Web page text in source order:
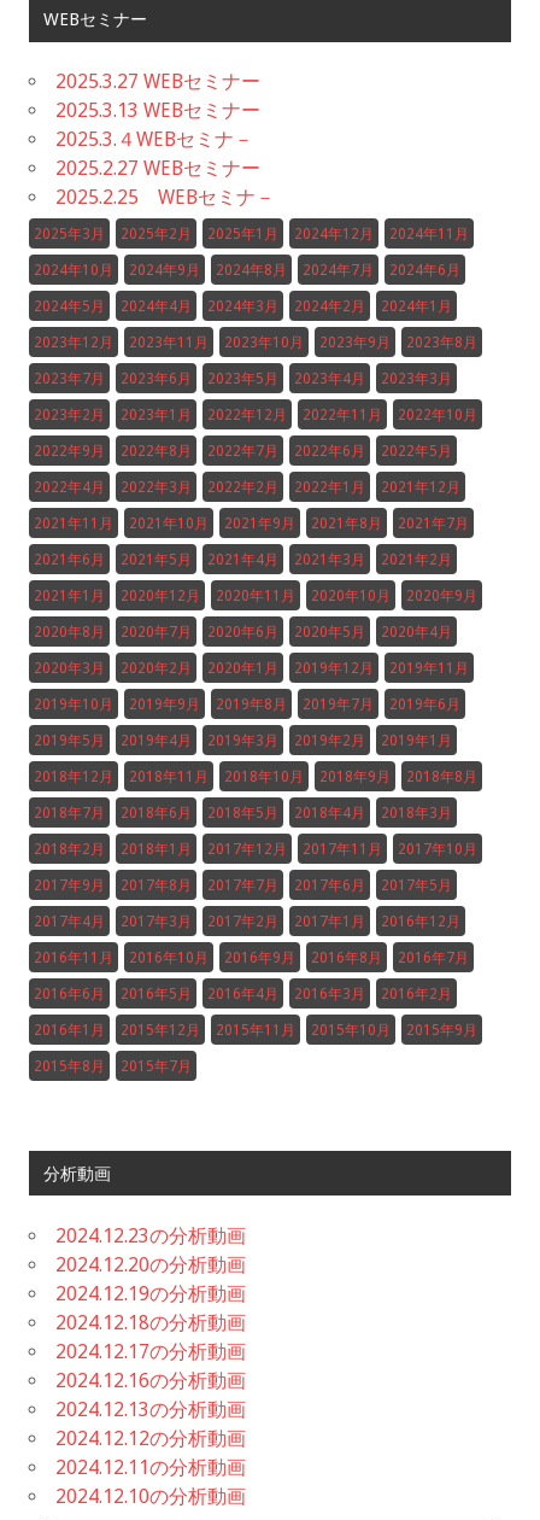
WEBセミナー
2025.3.27 WEBセミナー
2025.3.13 WEBセミナー
2025.3.４WEBセミナ－
2025.2.27 WEBセミナー
2025.2.25 WEBセミナ－
2025年3月 2025年2月 2025年1月 2024年12月 2024年11月
2024年10月 2024年9月 2024年8月 2024年7月 2024年6月
2024年5月 2024年4月 2024年3月 2024年2月 2024年1月
2023年12月 2023年11月 2023年10月 2023年9月 2023年8月
2023年7月 2023年6月 2023年5月 2023年4月 2023年3月
2023年2月 2023年1月 2022年12月 2022年11月 2022年10月
2022年9月 2022年8月 2022年7月 2022年6月 2022年5月
2022年4月 2022年3月 2022年2月 2022年1月 2021年12月
2021年11月 2021年10月 2021年9月 2021年8月 2021年7月
2021年6月 2021年5月 2021年4月 2021年3月 2021年2月
2021年1月 2020年12月 2020年11月 2020年10月 2020年9月
2020年8月 2020年7月 2020年6月 2020年5月 2020年4月
2020年3月 2020年2月 2020年1月 2019年12月 2019年11月
2019年10月 2019年9月 2019年8月 2019年7月 2019年6月
2019年5月 2019年4月 2019年3月 2019年2月 2019年1月
2018年12月 2018年11月 2018年10月 2018年9月 2018年8月
2018年7月 2018年6月 2018年5月 2018年4月 2018年3月
2018年2月 2018年1月 2017年12月 2017年11月 2017年10月
2017年9月 2017年8月 2017年7月 2017年6月 2017年5月
2017年4月 2017年3月 2017年2月 2017年1月 2016年12月
2016年11月 2016年10月 2016年9月 2016年8月 2016年7月
2016年6月 2016年5月 2016年4月 2016年3月 2016年2月
2016年1月 2015年12月 2015年11月 2015年10月 2015年9月
2015年8月 2015年7月
分析動画
2024.12.23の分析動画
2024.12.20の分析動画
2024.12.19の分析動画
2024.12.18の分析動画
2024.12.17の分析動画
2024.12.16の分析動画
2024.12.13の分析動画
2024.12.12の分析動画
2024.12.11の分析動画
2024.12.10の分析動画